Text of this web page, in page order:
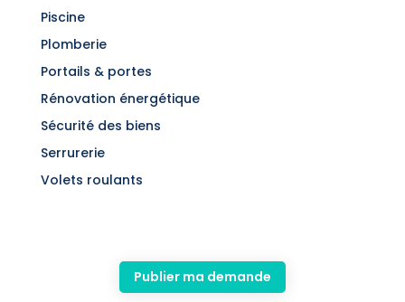
Piscine
Plomberie
Portails & portes
Rénovation énergétique
Sécurité des biens
Serrurerie
Volets roulants
Publier ma demande